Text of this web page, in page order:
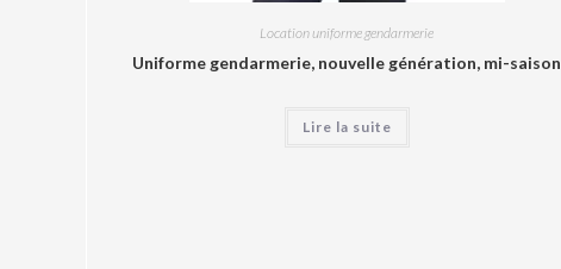
Location uniforme gendarmerie
Uniforme gendarmerie, nouvelle génération, mi-saison
Lire la suite